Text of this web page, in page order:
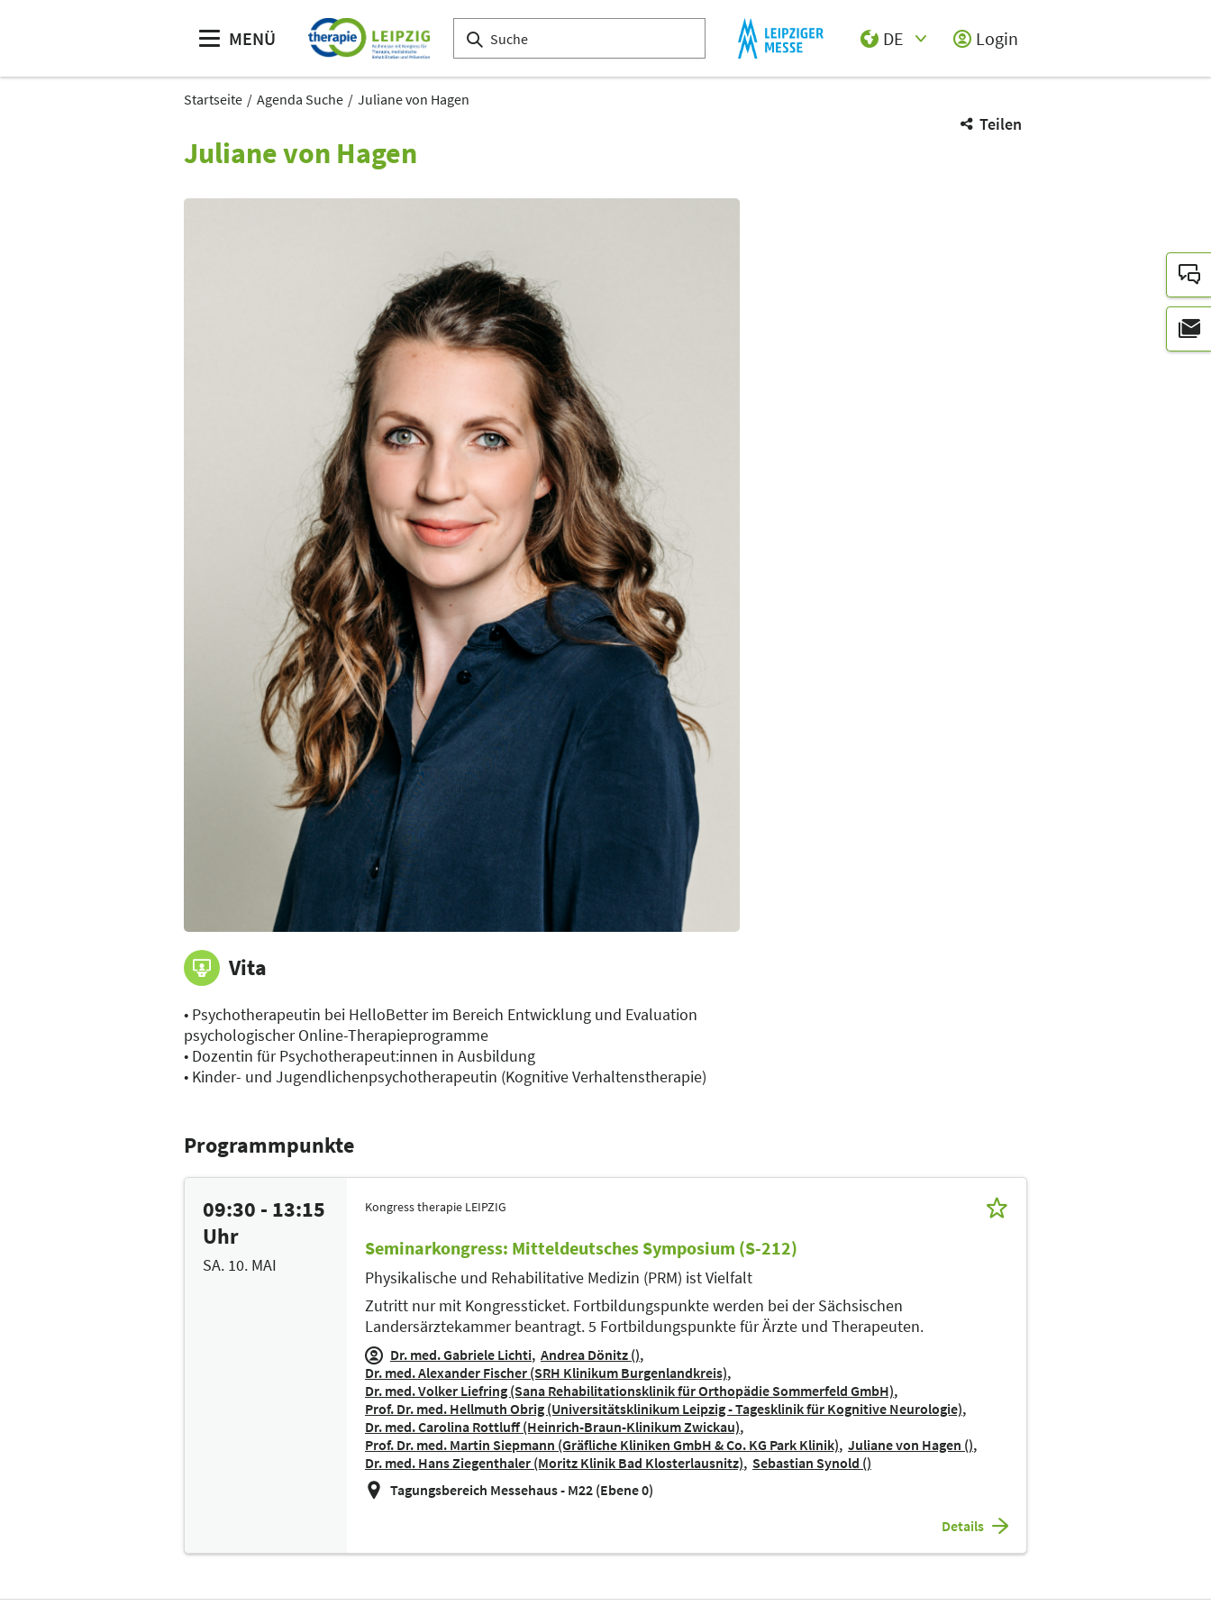
MENÜ
DE
Login
Startseite Agenda Suche Juliane von Hagen
Teilen
Juliane von Hagen
Vita
• Psychotherapeutin bei HelloBetter im Bereich Entwicklung und Evaluation
psychologischer Online-Therapieprogramme
• Dozentin für Psychotherapeut:innen in Ausbildung
• Kinder- und Jugendlichenpsychotherapeutin (Kognitive Verhaltenstherapie)
Programmpunkte
09:30 - 13:15
Uhr
SA. 10. MAI
Kongress therapie LEIPZIG
Seminarkongress: Mitteldeutsches Symposium (S-212)
Physikalische und Rehabilitative Medizin (PRM) ist Vielfalt
Zutritt nur mit Kongressticket. Fortbildungspunkte werden bei der Sächsischen
Landersärztekammer beantragt. 5 Fortbildungspunkte für Ärzte und Therapeuten.
Dr. med. Gabriele Lichti Andrea Dönitz ()
Dr. med. Alexander Fischer (SRH Klinikum Burgenlandkreis)
Dr. med. Volker Liefring (Sana Rehabilitationsklinik für Orthopädie Sommerfeld GmbH)
Prof. Dr. med. Hellmuth Obrig (Universitätsklinikum Leipzig - Tagesklinik für Kognitive Neurologie)
Dr. med. Carolina Rottluff (Heinrich-Braun-Klinikum Zwickau)
Prof. Dr. med. Martin Siepmann (Gräfliche Kliniken GmbH & Co. KG Park Klinik) Juliane von Hagen ()
Dr. med. Hans Ziegenthaler (Moritz Klinik Bad Klosterlausnitz) Sebastian Synold ()
Tagungsbereich Messehaus - M22 (Ebene 0)
Details